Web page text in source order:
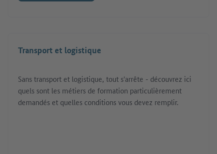
Transport et logistique
Sans transport et logistique, tout s'arrête - découvrez ici
quels sont les métiers de formation particulièrement
demandés et quelles conditions vous devez remplir.